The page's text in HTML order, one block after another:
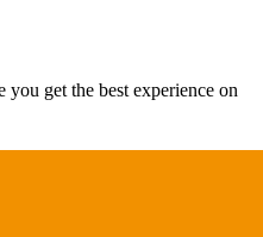
you get the best experience on